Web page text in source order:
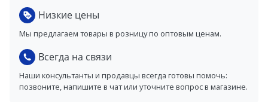
Низкие цены
Мы предлагаем товары в розницу по оптовым ценам.
Всегда на связи
Наши консультанты и продавцы всегда готовы помочь:
позвоните, напишите в чат или уточните вопрос в магазине.